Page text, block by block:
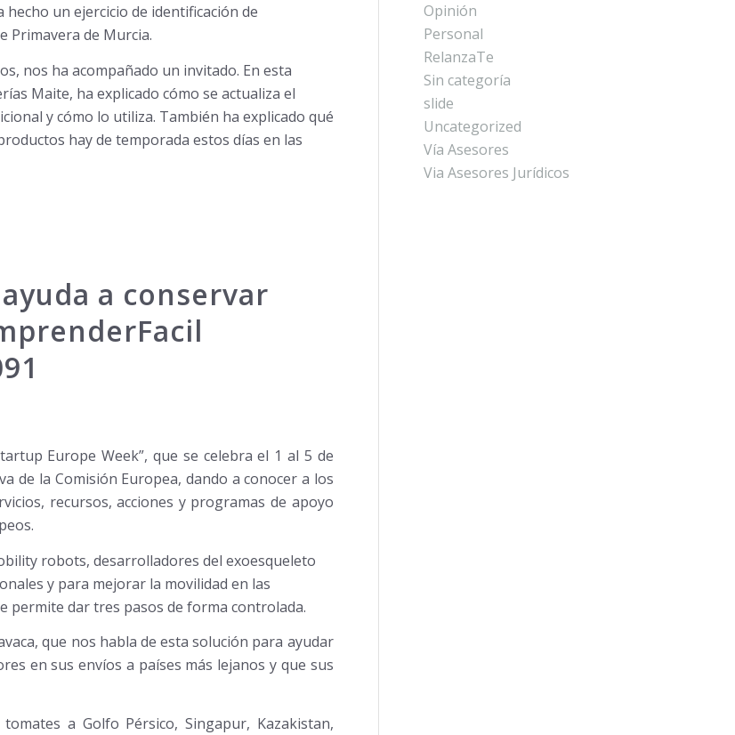
un ejercicio de identificación de
Primavera de Murcia.
nos ha acompañado un invitado. En esta
Maite, ha explicado cómo se actualiza el
y cómo lo utiliza. También ha explicado qué
hay de temporada estos días en las
a conservar
Europe Week”, que se celebra el 1 al 5 de
de la Comisión Europea, dando a conocer a los
recursos, acciones y programas de apoyo
robots, desarrolladores del exoesqueleto
y para mejorar la movilidad en las
permite dar tres pasos de forma controlada.
que nos habla de esta solución para ayudar
en sus envíos a países más lejanos y que sus
a Golfo Pérsico, Singapur, Kazakistan,
Opinión
Personal
RelanzaTe
Sin categoría
slide
Uncategorized
Vía Asesores
Via Asesores Jurídicos